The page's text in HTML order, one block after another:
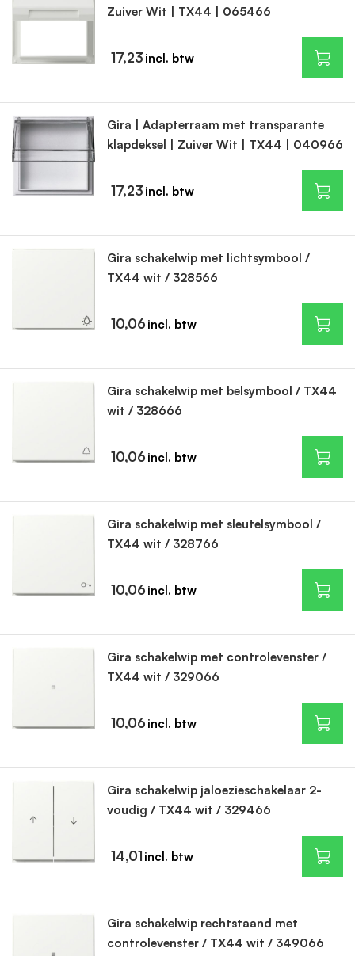
Zuiver Wit | TX44 | 065466
17,23
Gira | Adapterraam met transparante
klapdeksel | Zuiver Wit | TX44 | 040966
17,23
Gira schakelwip met lichtsymbool /
TX44 wit / 328566
10,06
Gira schakelwip met belsymbool / TX44
wit / 328666
10,06
Gira schakelwip met sleutelsymbool /
TX44 wit / 328766
10,06
Gira schakelwip met controlevenster /
TX44 wit / 329066
10,06
Gira schakelwip jaloezieschakelaar 2-
voudig / TX44 wit / 329466
14,01
Gira schakelwip rechtstaand met
controlevenster / TX44 wit / 349066